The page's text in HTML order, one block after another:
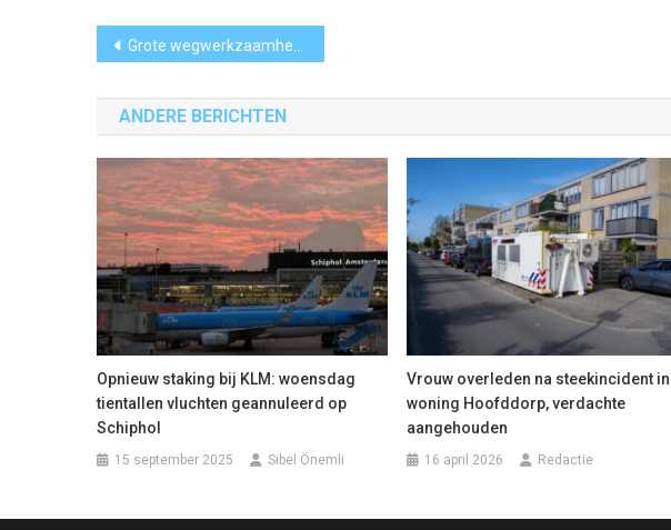
Bericht
navigatie
Grote wegwerkzaamheden in en rond Amstelveen
ANDERE BERICHTEN
Opnieuw staking bij KLM: woensdag
tientallen vluchten geannuleerd op
Schiphol
15 september 2025 Sibel Önemli
Vrouw overleden na steekincident in
woning Hoofddorp, verdachte
aangehouden
16 april 2026 Redactie